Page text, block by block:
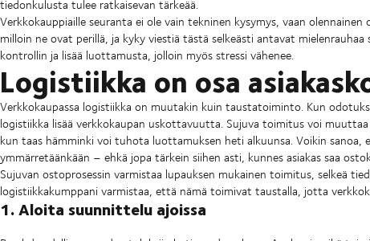
tiedonkulusta tulee ratkaisevan tärkeää.
Verkkokauppiaille seuranta ei ole vain tekninen kysymys, vaan
milloin ne ovat perillä, ja kyky viestiä tästä selkeästi antavat
kontrollin ja lisää luottamusta, jolloin myös stressi vähenee.
Logistiikka on osa
Verkkokaupassa logistiikka on muutakin kuin taustatoiminto. Kun
logistiikka lisää verkkokaupan uskottavuutta. Sujuva toimitus voi
kun taas hämminki voi tuhota luottamuksen heti alkuunsa. Voikin sanoa,
ymmärretäänkään – ehkä jopa tärkein siihen asti, kunnes asiakas saa
Sujuvan ostoprosessin varmistaa lupauksen mukainen toimitus, selkeä
logistiikkakumppani varmistaa, että nämä toimivat taustalla, jotta
1. Aloita suunnittelu ajoissa